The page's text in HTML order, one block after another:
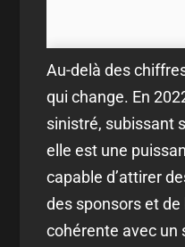
Au-delà des
qui change. En
sinistré, subissant
elle est une
capable d’attirer
des sponsors et
cohérente avec